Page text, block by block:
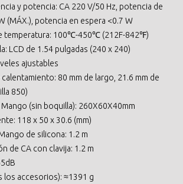
y potencia: CA 220 V/50 Hz, potencia de
(MÁX.), potencia en espera <0.7 W
temperatura: 100℃-450℃ (212F-842℉)
LCD de 1.54 pulgadas (240 x 240)
ajustables
80 mm de largo, 21.6 mm de
850)
(sin boquilla): 260X60X40mm
118 x 50 x 30.6 (mm)
de silicona: 1.2 m
de CA con clavija: 1.2 m
los accesorios): ≈1391 g